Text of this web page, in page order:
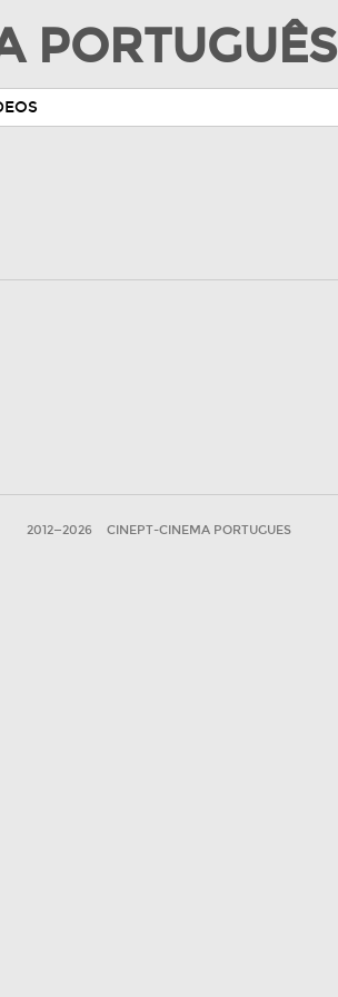
PORTUGUÊS
2012—2026 CINEPT-CINEMA PORTUGUES